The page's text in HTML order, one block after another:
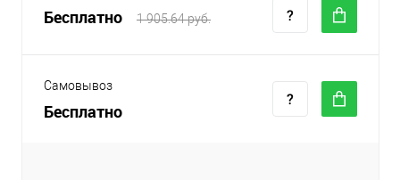
Бесплатно 1 905.64 руб.
Самовывоз
Бесплатно